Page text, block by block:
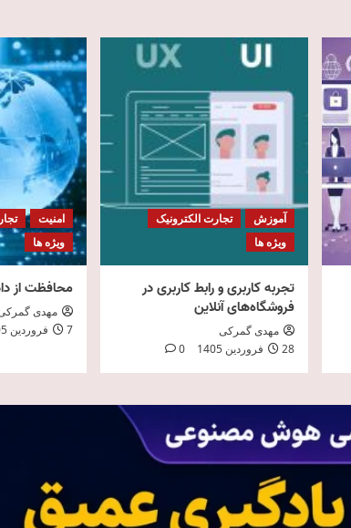
آموزش
تجارت الکترونیک
ویژه ها
تجربه کاربری و رابط کاربری در
فروشگاه‌های آنلاین
مهدی گمرکی
28 فروردین 1405
0
امنیت
ویژه ها
محافظت از
مهدی
7 فروردین 1405